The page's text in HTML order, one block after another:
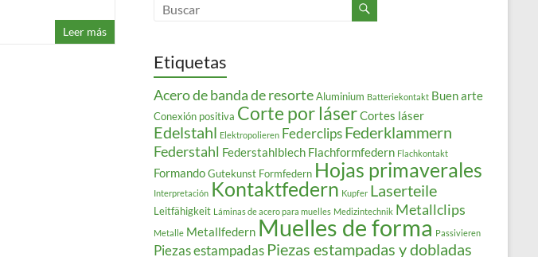
Leer más
Etiquetas
Acero de banda de resorteAluminium Batteriekontakt Buen arte
Conexión positiva Corte por láserCortes láser
Edelstahl Elektropolieren FederclipsFederklammern
Federstahl Federstahlblech Flachformfedern Flachkontakt
FormandoGutekunst Formfedern Hojas primaverales
Interpretación Kontaktfedern Kupfer Laserteile
Leitfähigkeit Láminas de acero para muelles Medizintechnik Metallclips
Metalle Metallfedern Muelles de forma Passivieren
Piezas estampadas Piezas estampadas y dobladas